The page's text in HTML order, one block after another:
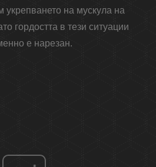
укрепването на мускула на
гордостта в тези ситуации
е нарезан.